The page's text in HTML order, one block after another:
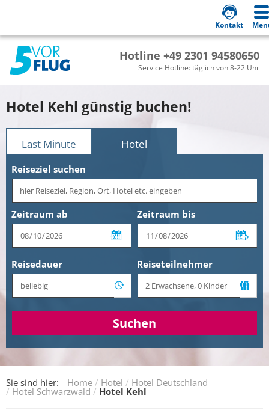
Hotline +49 2301 94580650
Service Hotline: täglich von 8-22 Uhr
Kontakt
Hotel Kehl günstig buchen!
Last Minute Hotel
Reiseziel suchen
Zeitraum ab Zeitraum bis
Reisedauer Reiseteilnehmer
Suchen
Sie sind hier: Home Hotel Hotel Deutschland
Hotel Schwarzwald Hotel Kehl